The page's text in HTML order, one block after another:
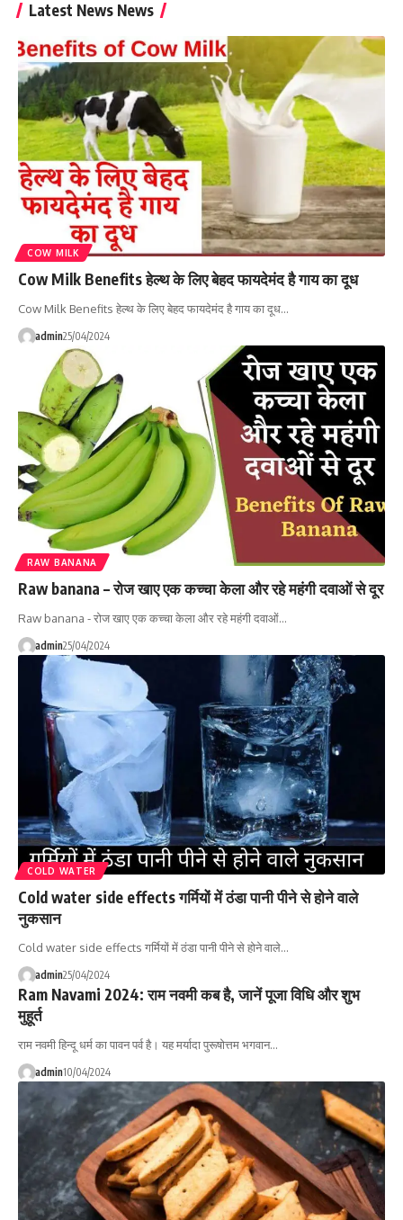
Latest News News
COW MILK
Cow Milk Benefits हेल्थ के लिए बेहद फायदेमंद है गाय का दूध
Cow Milk Benefits हेल्थ के लिए बेहद फायदेमंद है गाय का दूध…
admin25/04/2024
RAW BANANA
Raw banana – रोज खाए एक कच्चा केला और रहे महंगी दवाओं से दूर
Raw banana - रोज खाए एक कच्चा केला और रहे महंगी दवाओं…
admin25/04/2024
COLD WATER
Cold water side effects गर्मियों में ठंडा पानी पीने से होने वाले
नुकसान
Cold water side effects गर्मियों में ठंडा पानी पीने से होने वाले…
admin25/04/2024
Ram Navami 2024: राम नवमी कब है, जानें पूजा विधि और शुभ
मुहूर्त
राम नवमी हिन्दू धर्म का पावन पर्व है। यह मर्यादा पुरूषोत्तम भगवान…
admin10/04/2024